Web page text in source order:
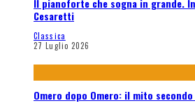
Il pianoforte che sogna in grande.
Cesaretti
Classica
27 Luglio 2026
Omero dopo Omero: il mito secondo